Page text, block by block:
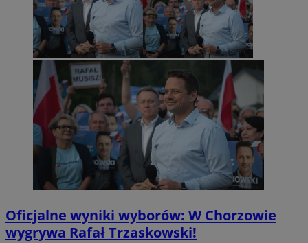
Oficjalne wyniki wyborów: W Chorzowie
wygrywa Rafał Trzaskowski!